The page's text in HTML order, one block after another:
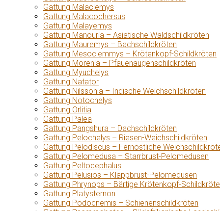
Gattung Malaclemys
Gattung Malacochersus
Gattung Malayemys
Gattung Manouria – Asiatische Waldschildkröten
Gattung Mauremys – Bachschildkröten
Gattung Mesoclemmys – Krötenkopf-Schildkröten
Gattung Morenia – Pfauenaugenschildkröten
Gattung Myuchelys
Gattung Natator
Gattung Nilssonia – Indische Weichschildkröten
Gattung Notochelys
Gattung Orlitia
Gattung Palea
Gattung Pangshura – Dachschildkröten
Gattung Pelochelys – Riesen-Weichschildkröten
Gattung Pelodiscus – Fernöstliche
Gattung Pelomedusa – Starrbrust-Pelomedusen
Gattung Peltocephalus
Gattung Pelusios – Klappbrust-Pelomedusen
Gattung Phrynops – Bärtige Krötenkopf-
Gattung Platysternon
Gattung Podocnemis – Schienenschildkröten